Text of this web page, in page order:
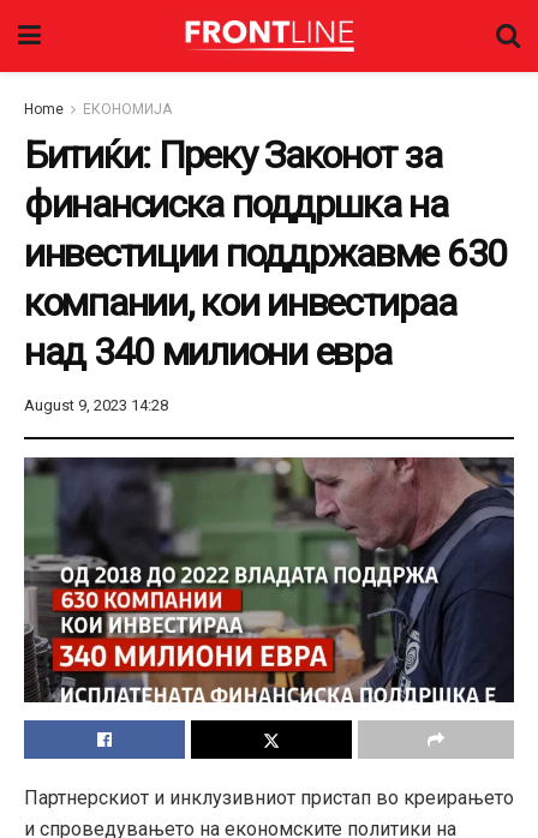
Home ЕКОНОМИЈА
Битиќи: Преку Законот за
финансиска поддршка на
инвестиции поддржавме 630
компании, кои инвестираа
над 340 милиони евра
August 9, 2023 14:28
Партнерскиот и инклузивниот пристап во креирањето
и спроведувањето на економските политики на